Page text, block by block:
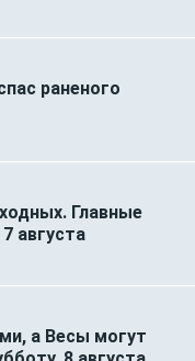
раненого
Главные
августа
а Весы могут